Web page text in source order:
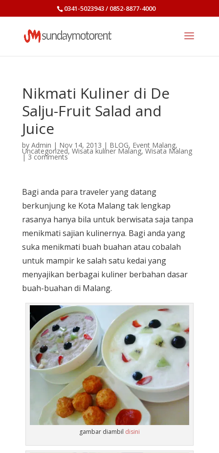
0341-5023943 / 0852-8877-4000
Nikmati Kuliner di De
Salju-Fruit Salad and
Juice
by Admin | Nov 14, 2013 | BLOG, Event Malang,
Uncategorized,Wisata kuliner Malang,Wisata Malang
|3 comments
Bagi anda para traveler yang datang
berkunjung ke Kota Malang tak lengkap
rasanya hanya bila untuk berwisata saja tanpa
menikmati sajian kulinernya. Bagi anda yang
suka menikmati buah buahan atau cobalah
untuk mampir ke salah satu kedai yang
menyajikan berbagai kuliner berbahan dasar
buah-buahan di Malang.
gambar diambil disini